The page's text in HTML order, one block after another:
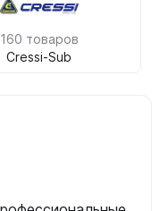
160 товаров
Cressi-Sub